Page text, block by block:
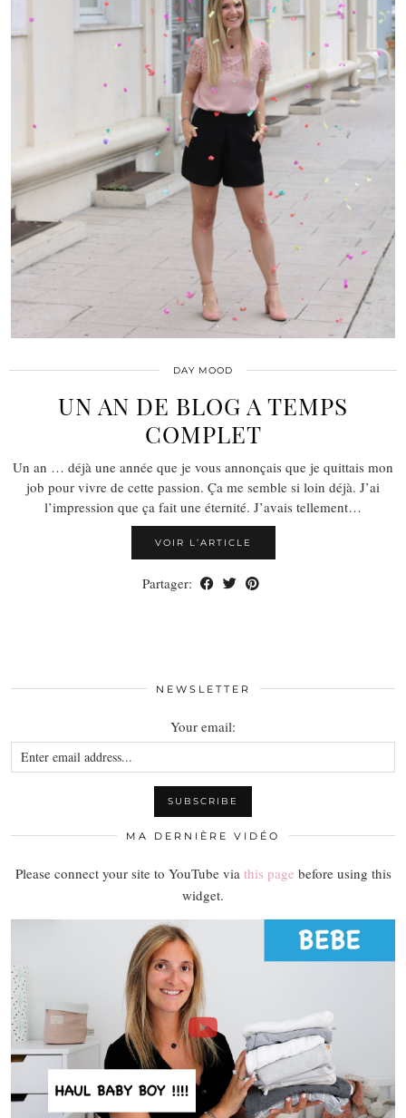
DAY MOOD
UN AN DE BLOG A TEMPS
COMPLET
Un an … déjà une année que je vous annonçais que je quittais mon
job pour vivre de cette passion. Ça me semble si loin déjà. J’ai
l’impression que ça fait une éternité. J’avais tellement…
VOIR L’ARTICLE
Partager:
NEWSLETTER
Your email:
MA DERNIÈRE VIDÉO
Please connect your site to YouTube via this page before using this
widget.